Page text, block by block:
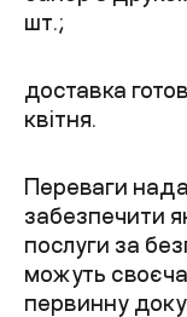
шт.;
доставка
квітня.
Переваги
забезпечити
послуги за
можуть
первинну